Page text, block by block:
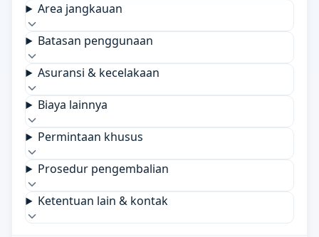
Area jangkauan
Batasan penggunaan
Asuransi & kecelakaan
Biaya lainnya
Permintaan khusus
Prosedur pengembalian
Ketentuan lain & kontak